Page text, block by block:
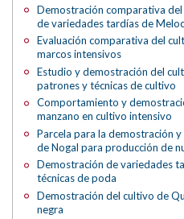
Demostración comparativa
de variedades tardías de
Evaluación comparativa del
marcos intensivos
Estudio y demostración del
patrones y técnicas de cultivo
Comportamiento y
manzano en cultivo intensivo
Parcela para la demostración
de Nogal para producción de
Demostración de variedades
técnicas de poda
Demostración del cultivo de
negra